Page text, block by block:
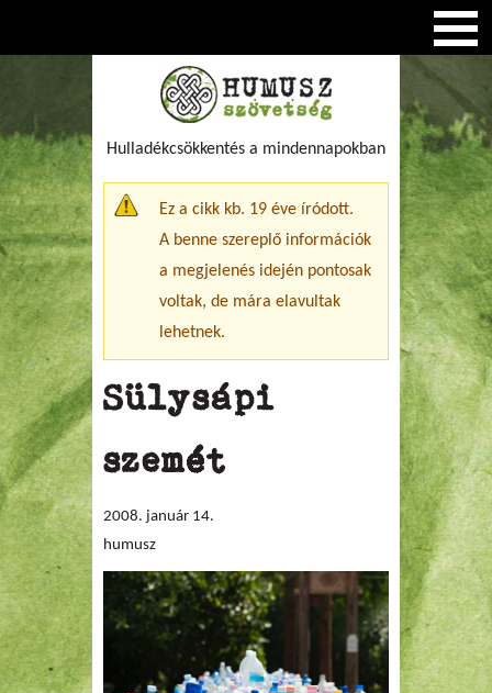
Hulladékcsökkentés a mindennapokban
Figyelmeztető üzenet
Ez a cikk kb. 19 éve íródott.
A benne szereplő információk
a megjelenés idején pontosak
voltak, de mára elavultak
lehetnek.
Sülysápi
szemét
2008. január 14.
humusz